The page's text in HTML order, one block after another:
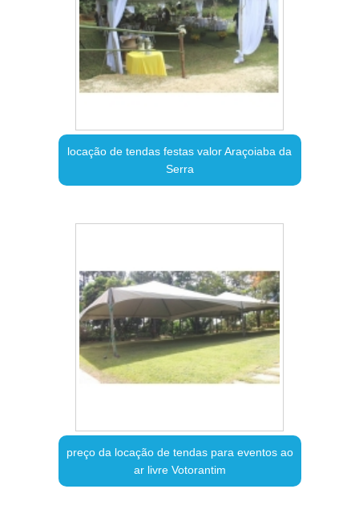
locação de tendas festas valor Araçoiaba da
Serra
preço da locação de tendas para eventos ao
ar livre Votorantim